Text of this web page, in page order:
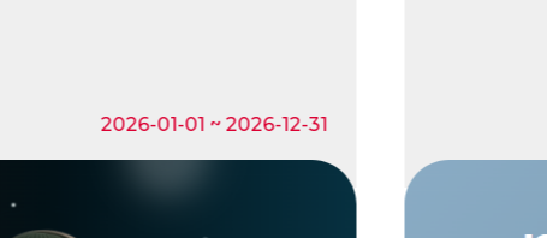
2026-01-01 ~ 2026-12-31